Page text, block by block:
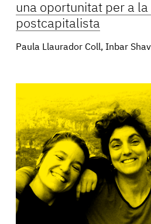
una oportunitat per a
postcapitalista
Paula Llaurador Coll, Inbar